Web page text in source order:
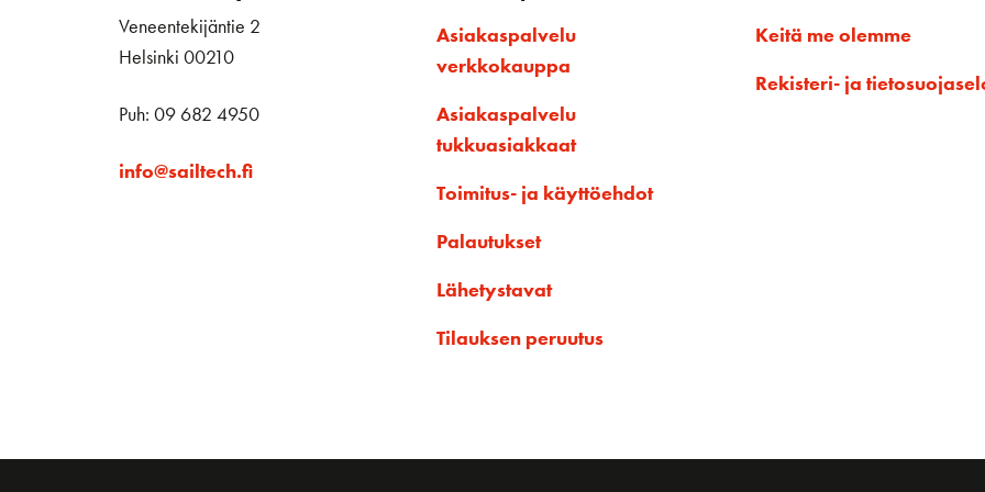
Veneentekijäntie 2
Helsinki 00210
Puh: 09 682 4950
info@sailtech.fi
Asiakaspalvelu
verkkokauppa
Asiakaspalvelu
tukkuasiakkaat
Toimitus- ja käyttöehdot
Palautukset
Lähetystavat
Tilauksen peruutus
Keitä me olemme
Rekisteri- ja